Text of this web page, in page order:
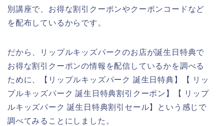
別講座で、お得な割引クーポンやクーポンコードなど
を配布しているからです。
だから、リップルキッズパークのお店が誕生日特典で
お得な割引クーポンの情報を配信しているかを調べる
ために、【リップルキッズパーク 誕生日特典】【 リッ
プルキッズパーク 誕生日特典割引クーポン】【 リップ
ルキッズパーク 誕生日特典割引セール】という感じで
調べてみることにしました。